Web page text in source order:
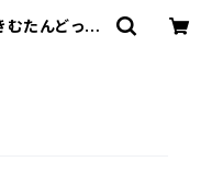
たんどっと